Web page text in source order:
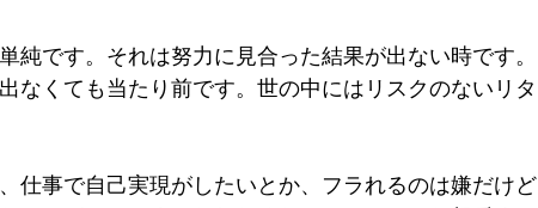
です。それは努力に見合った結果が出ない時です。
なくても当たり前です。世の中にはリスクのないリタ
仕事で自己実現がしたいとか、フラれるのは嫌だけど